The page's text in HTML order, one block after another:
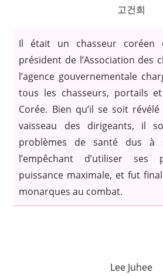
고건희
Il était un chasseur
président de l’Association des
l’agence gouvernementale
tous les chasseurs, portails
Corée. Bien qu’il se soit
vaisseau des dirigeants, il
problèmes de santé dus à
l’empêchant d’utiliser
puissance maximale, et fut
monarques au combat.
Lee Juhee